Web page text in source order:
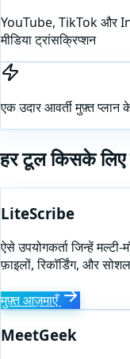
YouTube, TikTok और
मीडिया ट्रांसक्रिप्शन
एक उदार आवर्ती मुफ़्त
हर टूल किसके
LiteScribe
ऐसे उपयोगकर्ता जिन्हें
फ़ाइलों, रिकॉर्डिंग, और
मुफ़्त आज़माएँ
MeetGeek